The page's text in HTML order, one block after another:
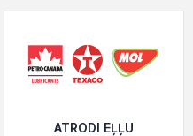
ATRODI EĻĻU